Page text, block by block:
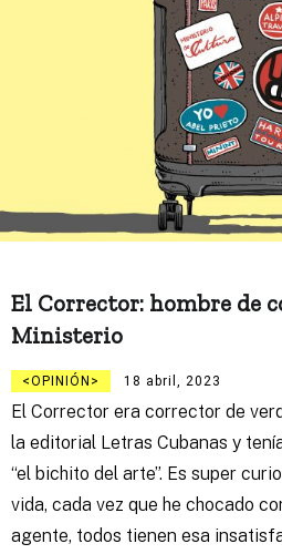
El Corrector: hombre de
Ministerio
OPINIÓN 18 abril, 2023
El Corrector era corrector de
la editorial Letras Cubanas y
“el bichito del arte”. Es super
vida, cada vez que he chocado
agente, todos tienen esa